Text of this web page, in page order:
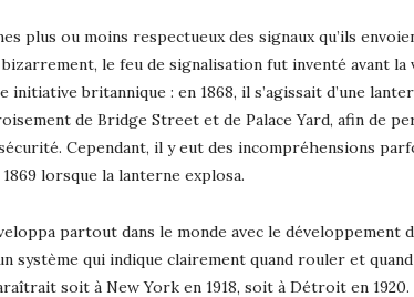
plus ou moins respectueux des signaux qu’ils
le feu de signalisation fut inventé avant
britannique : en 1868, il s’agissait d’une
de Bridge Street et de Palace Yard, afin de
Cependant, il y eut des incompréhensions
lorsque la lanterne explosa.
partout dans le monde avec le
système qui indique clairement quand rouler et
soit à New York en 1918, soit à Détroit en